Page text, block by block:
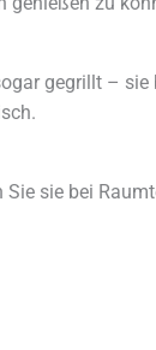
gegrillt – sie
sie bei